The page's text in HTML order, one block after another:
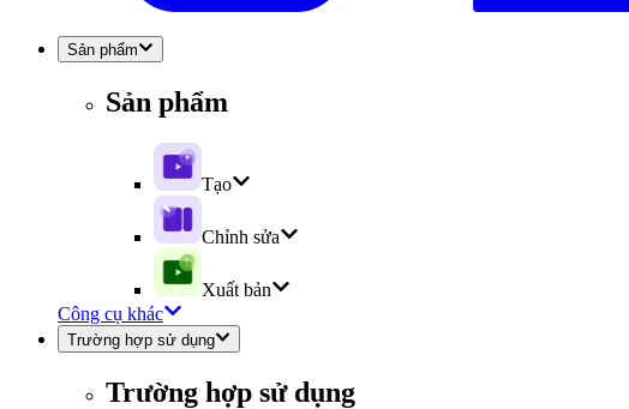
Sản phẩm
Sản phẩm
Tạo
Chỉnh sửa
Xuất bản
Công cụ khác
Trường hợp sử dụng
Trường hợp sử dụng